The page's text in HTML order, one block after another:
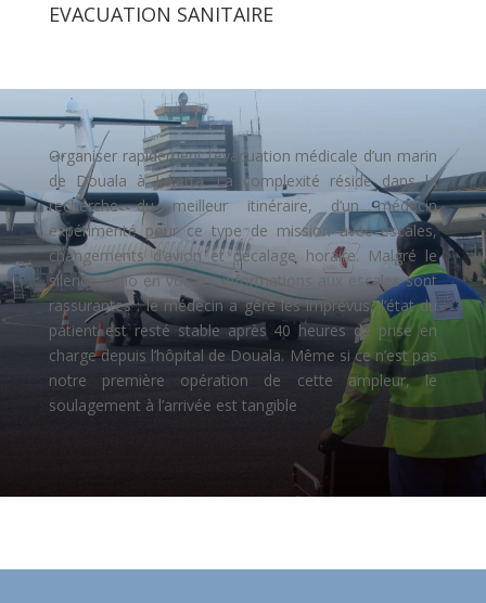
EVACUATION SANITAIRE
Organiser rapidement l’évacuation médicale d’un marin
de Douala à Jakarta. La complexité réside dans la
recherche du meilleur itinéraire, d’un médecin
expérimenté pour ce type de mission avec escales,
changements d’avion et décalage horaire. Malgré le
silence radio en vol, les informations aux escales sont
rassurantes : le médecin a géré les imprévus, l’état du
patient est resté stable après 40 heures de prise en
charge depuis l’hôpital de Douala. Même si ce n’est pas
notre première opération de cette ampleur, le
soulagement à l’arrivée est tangible